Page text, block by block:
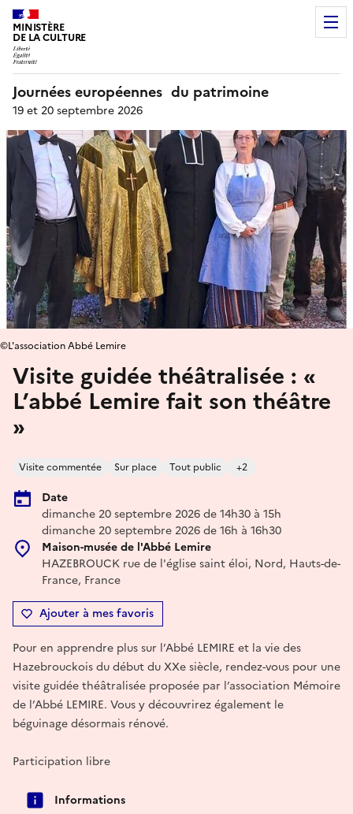
MINISTÈRE
DE LA CULTURE
Journées européennes du patrimoine
19 et 20 septembre 2026
Visite guidée théâtralisée : «
L’abbé Lemire fait son théâtre
»
Visite commentée Sur place Tout public +2
Date
dimanche 20 septembre 2026 de 14h30 à 15h
dimanche 20 septembre 2026 de 16h à 16h30
Maison-musée de l'Abbé Lemire
HAZEBROUCK rue de l'église saint éloi, Nord, Hauts-de-
France, France
Ajouter à mes favoris
©L'association Abbé Lemire
Pour en apprendre plus sur l’Abbé LEMIRE et la vie des
Hazebrouckois du début du XXe siècle, rendez-vous pour une
visite guidée théâtralisée proposée par l’association Mémoire
de l’Abbé LEMIRE. Vous y découvrirez également le
béguinage désormais rénové.
Participation libre
Informations